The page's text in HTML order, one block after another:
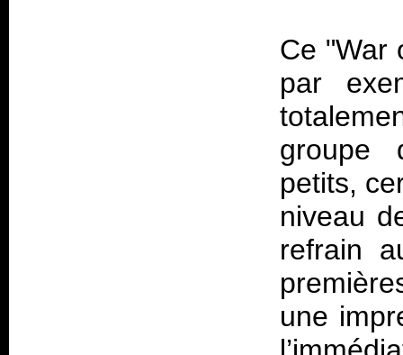
Ce "War
par
groupe
petits,
niveau
refrain
une